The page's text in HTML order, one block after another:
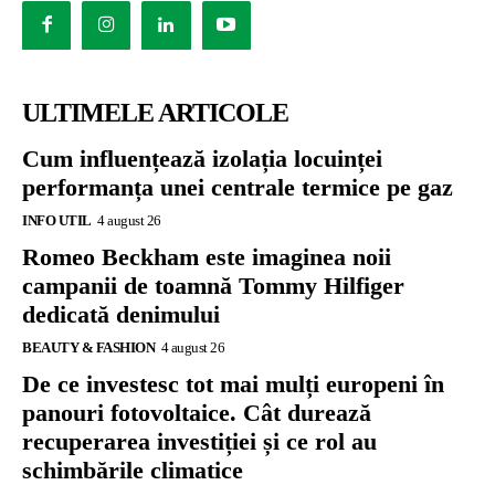
ULTIMELE ARTICOLE
Cum influențează izolația locuinței
performanța unei centrale termice pe gaz
INFO UTIL 4 august 26
Romeo Beckham este imaginea noii
campanii de toamnă Tommy Hilfiger
dedicată denimului
BEAUTY & FASHION 4 august 26
De ce investesc tot mai mulți europeni în
panouri fotovoltaice. Cât durează
recuperarea investiției și ce rol au
schimbările climatice